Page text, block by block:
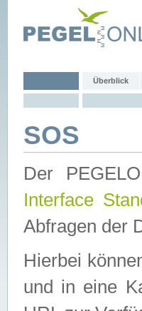
Überblick
SOS
Der
Interface
Abfragen der
Hierbei
und in eine